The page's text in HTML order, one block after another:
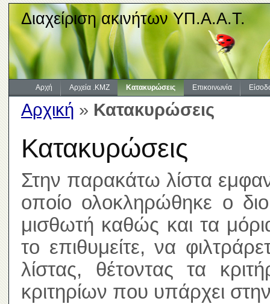
Διαχείριση ακινήτων ΥΠ.Α.Α.Τ.
Αρχή Αρχεία .KMZ Κατακυρώσεις Επικοινωνία
Αρχική » Κατακυρώσεις
Κατακυρώσεις
Στην παρακάτω λίστα
οποίο ολοκληρώθηκε ο
μισθωτή καθώς και τα
το επιθυμείτε, να
λίστας, θέτοντας τα
κριτηρίων που υπάρχει